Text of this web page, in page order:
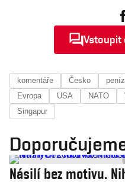
Vstoupit
komentáře Česko
Evropa
USA NATO
Singapur
Násilí bez motivu.